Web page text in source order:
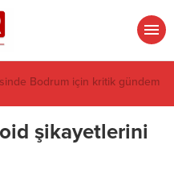
Var, Cismi Yok: Atatürkçü
mı Şaşırdı Yoksa
şikayetlerini